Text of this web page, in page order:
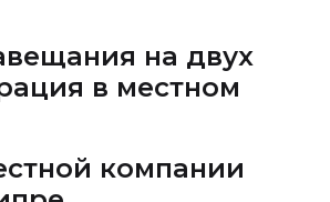
на двух
в местном
компании